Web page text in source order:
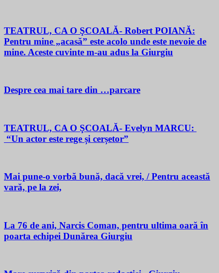
TEATRUL, CA O ŞCOALĂ- Robert POIANĂ:
Pentru mine „acasă” este acolo unde este nevoie de
mine. Aceste cuvinte m-au adus la Giurgiu
Despre cea mai tare din …parcare
TEATRUL, CA O ŞCOALĂ- Evelyn MARCU:
“Un actor este rege și cerșetor”
Mai pune-o vorbă bună, dacă vrei, / Pentru această
vară, pe la zei,
La 76 de ani, Narcis Coman, pentru ultima oară în
poarta echipei Dunărea Giurgiu